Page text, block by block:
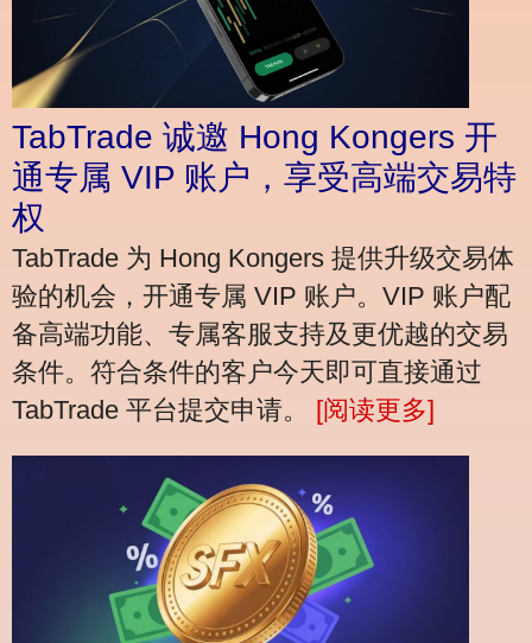
TabTrade 诚邀 Hong Kongers 开
通专属 VIP 账户，享受高端交易特
权
TabTrade 为 Hong Kongers 提供升级交易体
验的机会，开通专属 VIP 账户。VIP 账户配
备高端功能、专属客服支持及更优越的交易
条件。符合条件的客户今天即可直接通过
TabTrade 平台提交申请。
[阅读更多]